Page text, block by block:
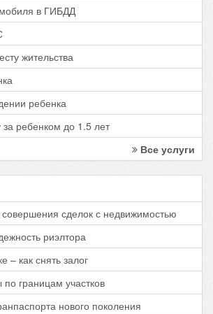
в ГИБДД
жительства
ребенка
ребенком до 1.5 лет
Все услуги
сделок с недвижимостью
риэлтора
– как снять залог
границам участков
нового поколения